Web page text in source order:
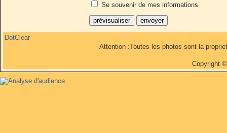
Se souvenir de mes informations
DotClear
Attention :Toutes les photos sont la
Copyright